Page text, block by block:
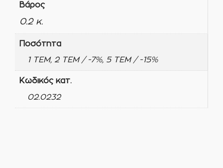
Βάρος
0.2 κ.
Ποσότητα
1 ΤΕΜ, 2 ΤΕΜ / -7%, 5 ΤΕΜ / -15%
Κωδικός κατ.
02.0232